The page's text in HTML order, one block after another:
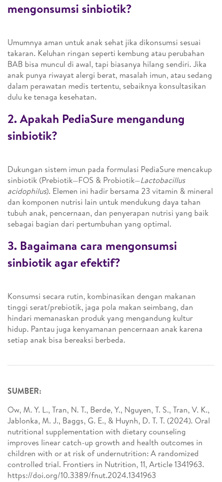
mengonsumsi sinbiotik?
Umumnya aman untuk anak sehat jika dikonsumsi sesuai
takaran. Keluhan ringan seperti kembung atau perubahan
BAB bisa muncul di awal, tapi biasanya hilang sendiri. Jika
anak punya riwayat alergi berat, masalah imun, atau sedang
dalam perawatan medis tertentu, sebaiknya konsultasikan
dulu ke tenaga kesehatan.
2. Apakah PediaSure mengandung
sinbiotik?
Dukungan sistem imun pada formulasi PediaSure mencakup
sinbiotik (Prebiotik—FOS & Probiotik—Lactobacillus
acidophilus). Elemen ini hadir bersama 23 vitamin & mineral
dan komponen nutrisi lain untuk mendukung daya tahan
tubuh anak, pencernaan, dan penyerapan nutrisi yang baik
sebagai bagian dari pertumbuhan yang optimal.
3. Bagaimana cara mengonsumsi
sinbiotik agar efektif?
Konsumsi secara rutin, kombinasikan dengan makanan
tinggi serat/prebiotik, jaga pola makan seimbang, dan
hindari memanaskan produk yang mengandung kultur
hidup. Pantau juga kenyamanan pencernaan anak karena
setiap anak bisa bereaksi berbeda.
SUMBER:
Ow, M. Y. L., Tran, N. T., Berde, Y., Nguyen, T. S., Tran, V. K.,
Jablonka, M. J., Baggs, G. E., & Huynh, D. T. T. (2024). Oral
nutritional supplementation with dietary counseling
improves linear catch-up growth and health outcomes in
children with or at risk of undernutrition: A randomized
controlled trial. Frontiers in Nutrition, 11, Article 1341963.
https://doi.org/10.3389/fnut.2024.1341963